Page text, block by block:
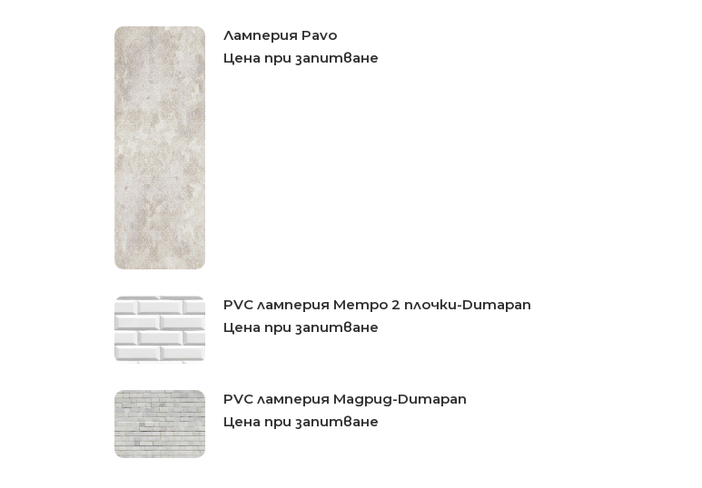
Ламперия Pavo
Цена при запитване
PVC ламперия Метро 2 плочки-Dumapan
Цена при запитване
PVC ламперия Мадрид-Dumapan
Цена при запитване